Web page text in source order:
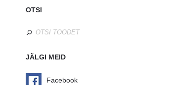
OTSI
JÄLGI MEID
Facebook